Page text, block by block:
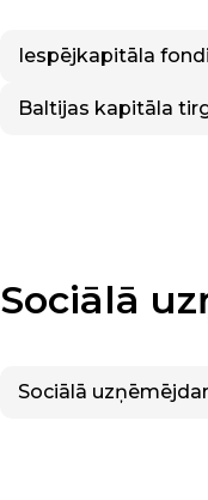
Iespējkapitāla fondi
Baltijas kapitāla
Sociālā
Sociālā